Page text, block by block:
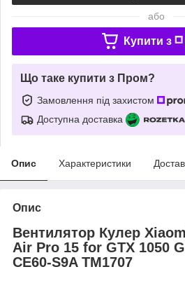
або
Купити з
Що таке купити з Пром?
Замовлення під захистом
Доступна доставка
Опис Характеристики
Опис
Вентилятор Кулер
Air Pro 15 for GTX 1050
CE60-S9A TM1707